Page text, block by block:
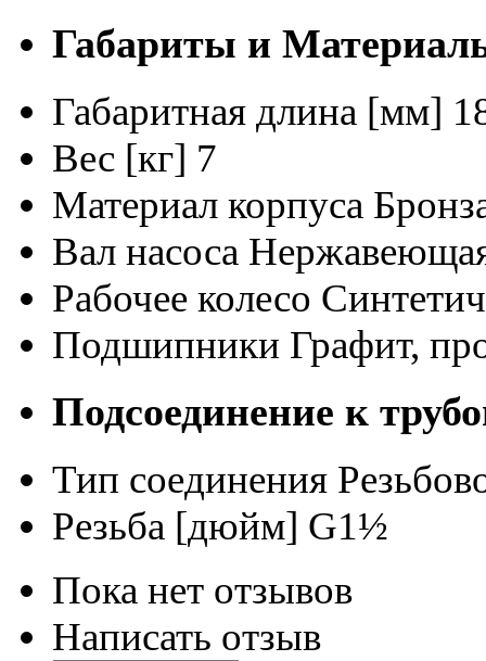
Габариты и
Габаритная длина [мм]
Вес [кг] 7
Материал корпуса
Вал насоса
Рабочее колесо
Подшипники Графит,
Подсоединение к
Тип соединения
Резьба [дюйм] G1½
Пока нет отзывов
Написать отзыв